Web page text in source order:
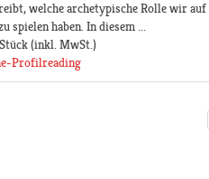
welche archetypische Rolle wir auf
spielen haben. In diesem ...
(inkl. MwSt.)
Profilreading